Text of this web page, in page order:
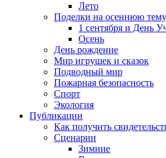
Лето
Поделки на осеннюю тему
1 сентября и День
Осень
День рождение
Мир игрушек и сказок
Подводный мир
Пожарная безопасность
Спорт
Экология
Публикации
Как получить
Сценарии
Зимние